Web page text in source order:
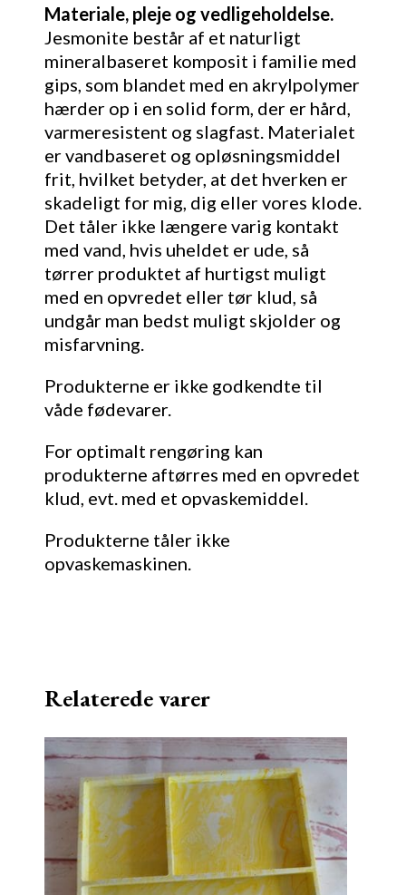
Materiale, pleje og vedligeholdelse.
Jesmonite består af et naturligt
mineralbaseret komposit i familie med
gips, som blandet med en akrylpolymer
hærder op i en solid form, der er hård,
varmeresistent og slagfast. Materialet
er vandbaseret og opløsningsmiddel
frit, hvilket betyder, at det hverken er
skadeligt for mig, dig eller vores klode.
Det tåler ikke længere varig kontakt
med vand, hvis uheldet er ude, så
tørrer produktet af hurtigst muligt
med en opvredet eller tør klud, så
undgår man bedst muligt skjolder og
misfarvning.
Produkterne er ikke godkendte til
våde fødevarer.
For optimalt rengøring kan
produkterne aftørres med en opvredet
klud, evt. med et opvaskemiddel.
Produkterne tåler ikke
opvaskemaskinen.
Relaterede varer